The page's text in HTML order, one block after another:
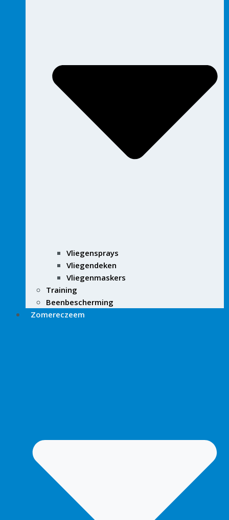
Vliegensprays
Vliegendeken
Vliegenmaskers
Training
Beenbescherming
Zomereczeem